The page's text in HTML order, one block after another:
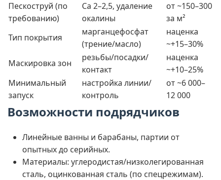
Пескоструй (по
требованию)
Са 2–2,5, удаление
окалины
от ~150–300
за м²
Тип покрытия
марганцефосфат
(трение/масло)
наценка
~+15–30%
Маскировка зон
резьбы/посадки/
контакт
наценка
~+10–25%
Минимальный
запуск
настройка линии/
контроль
от ~6 000–
12 000
Возможности подрядчиков
Линейные ванны и барабаны, партии от
опытных до серийных.
Материалы: углеродистая/низколегированная
сталь, оцинкованная сталь (по спецрежимам).